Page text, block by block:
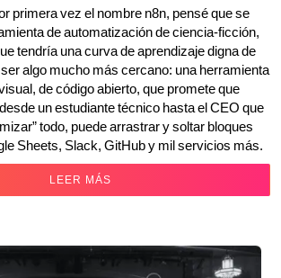
primera vez el nombre n8n, pensé que se
de automatización de ciencia‑ficción,
tendría una curva de aprendizaje digna de
algo mucho más cercano: una herramienta
de código abierto, que promete que
un estudiante técnico hasta el CEO que
todo, puede arrastrar y soltar bloques
Sheets, Slack, GitHub y mil servicios más.
LEER MÁS